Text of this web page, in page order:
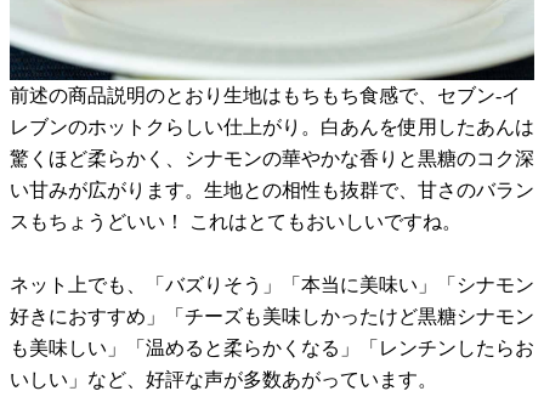
前述の商品説明のとおり生地はもちもち食感で、セブン-イ
レブンのホットクらしい仕上がり。白あんを使用したあんは
驚くほど柔らかく、シナモンの華やかな香りと黒糖のコク深
い甘みが広がります。生地との相性も抜群で、甘さのバラン
スもちょうどいい！ これはとてもおいしいですね。
ネット上でも、「バズりそう」「本当に美味い」「シナモン
好きにおすすめ」「チーズも美味しかったけど黒糖シナモン
も美味しい」「温めると柔らかくなる」「レンチンしたらお
いしい」など、好評な声が多数あがっています。